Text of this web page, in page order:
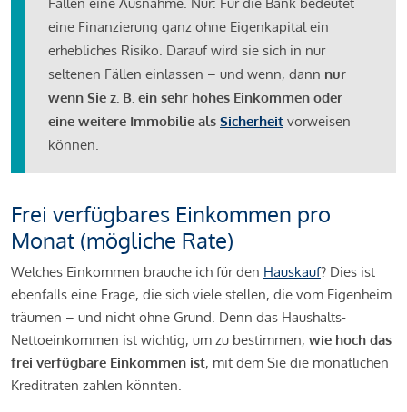
Fällen eine Ausnahme. Nur: Für die Bank bedeutet
eine Finanzierung ganz ohne Eigenkapital ein
erhebliches Risiko. Darauf wird sie sich in nur
seltenen Fällen einlassen – und wenn, dann nur
wenn Sie z. B. ein sehr hohes Einkommen oder
eine weitere Immobilie als Sicherheit vorweisen
können.
Frei verfügbares Einkommen pro
Monat (mögliche Rate)
Welches Einkommen brauche ich für den Hauskauf? Dies ist
ebenfalls eine Frage, die sich viele stellen, die vom Eigenheim
träumen – und nicht ohne Grund. Denn das Haushalts-
Nettoeinkommen ist wichtig, um zu bestimmen, wie hoch das
frei verfügbare Einkommen ist, mit dem Sie die monatlichen
Kreditraten zahlen könnten.